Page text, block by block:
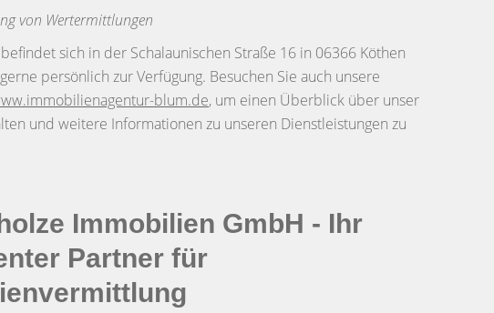
von Wertermittlungen
sich in der Schalaunischen Straße 16 in 06366 Köthen
persönlich zur Verfügung. Besuchen Sie auch unsere
blum.de, um einen Überblick über unser
und weitere Informationen zu unseren Dienstleistungen zu
Immobilien GmbH - Ihr
Partner für